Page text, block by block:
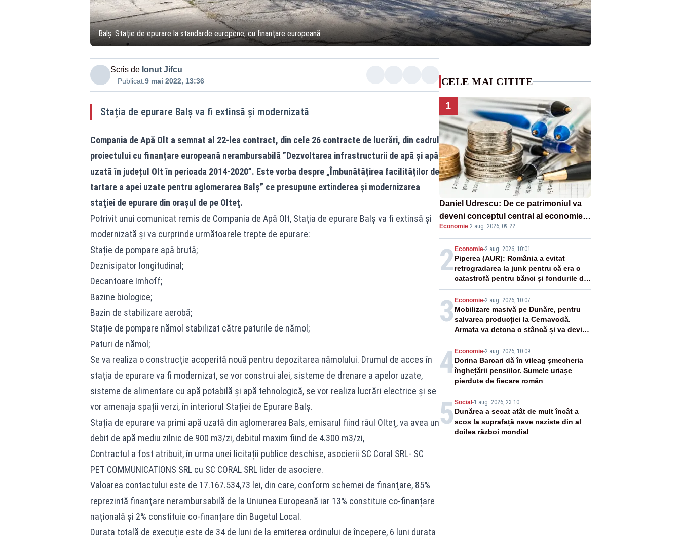
Balş: Staţie de epurare la standarde europene, cu finanţare europeană
Scris de Ionut Jifcu
Publicat:9 mai 2022, 13:36
Stația de epurare Balș va fi extinsă și modernizată
Compania de Apă Olt a semnat al 22-lea contract, din cele 26 contracte de lucrări, din cadrul
proiectului cu finanțare europeană nerambursabilă ”Dezvoltarea infrastructurii de apă și apă
uzată în județul Olt în perioada 2014-2020”. Este vorba despre „Îmbunătățirea facilităților de
tartare a apei uzate pentru aglomerarea Balș” ce presupune extinderea şi modernizarea
staţiei de epurare din oraşul de pe Olteţ.
Potrivit unui comunicat remis de Compania de Apă Olt, Stația de epurare Balș va fi extinsă și
modernizată și va curprinde următoarele trepte de epurare:
Stație de pompare apă brută;
Deznisipator longitudinal;
Decantoare Imhoff;
Bazine biologice;
Bazin de stabilizare aerobă;
Stație de pompare nămol stabilizat către paturile de nămol;
Paturi de nămol;
Se va realiza o construcție acoperită nouă pentru depozitarea nămolului. Drumul de acces în
stația de epurare va fi modernizat, se vor construi alei, sisteme de drenare a apelor uzate,
sisteme de alimentare cu apă potabilă și apă tehnologică, se vor realiza lucrări electrice și se
vor amenaja spații verzi, în interiorul Stației de Epurare Balș.
Stația de epurare va primi apă uzată din aglomerarea Bals, emisarul fiind râul Olteţ, va avea un
debit de apă mediu zilnic de 900 m3/zi, debitul maxim fiind de 4.300 m3/zi,
Contractul a fost atribuit, în urma unei licitații publice deschise, asocierii SC Coral SRL- SC
PET COMMUNICATIONS SRL cu SC CORAL SRL lider de asociere.
Valoarea contactului este de 17.167.534,73 lei, din care, conform schemei de finanţare, 85%
reprezintă finanţare nerambursabilă de la Uniunea Europeană iar 13% constituie co-finanțare
naţională și 2% constituie co-finanțare din Bugetul Local.
Durata totală de execuție este de 34 de luni de la emiterea ordinului de începere, 6 luni durata
CELE MAI CITITE
1
Daniel Udrescu: De ce patrimoniul va
deveni conceptul central al economiei
viitoare?
Economie·2 aug. 2026, 09:22
2 Economie-2 aug. 2026, 10:01
Piperea (AUR): România a evitat
retrogradarea la junk pentru că era o
catastrofă pentru bănci și fondurile de
pensii
3 Economie-2 aug. 2026, 10:07
Mobilizare masivă pe Dunăre, pentru
salvarea producției la Cernavodă.
Armata va detona o stâncă și va devia
apa fluviului - IMAGINI AERIENE
4 Economie-2 aug. 2026, 10:09
Dorina Barcari dă în vileag șmecheria
înghețării pensiilor. Sumele uriașe
pierdute de fiecare român
5 Social -1 aug. 2026, 23:10
Dunărea a secat atât de mult încât a
scos la suprafață nave naziste din al
doilea război mondial